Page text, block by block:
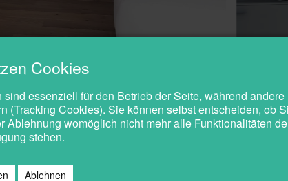
Cookies
essenziell für den Betrieb der Seite, während andere
(Tracking Cookies). Sie können selbst entscheiden, ob
womöglich nicht mehr alle Funktionalitäten
stehen.
Ablehnen